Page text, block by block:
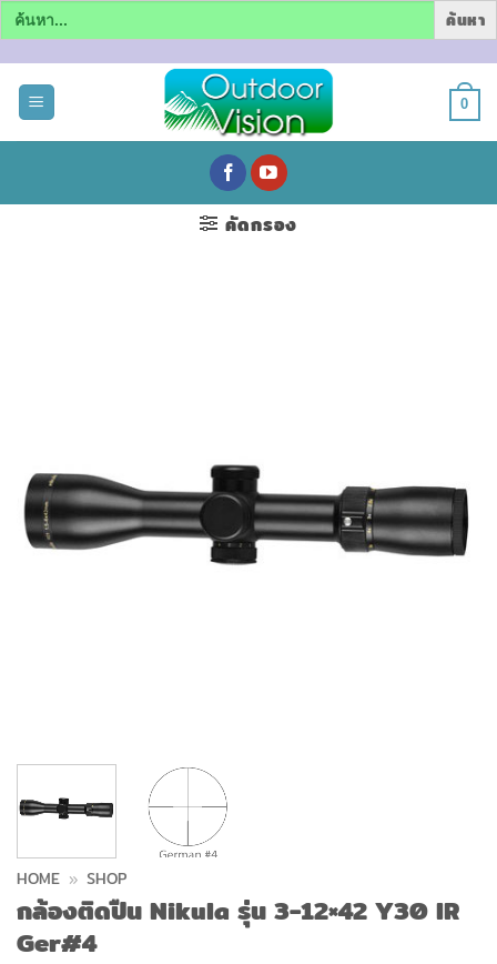
Search
for:
0
คัดกรอง
HOME » SHOP
กล้องติดปืน Nikula รุ่น 3-12×42 Y30 IR
Ger#4